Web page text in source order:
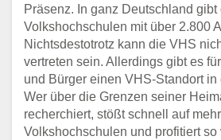
Präsenz. In ganz Deutschland
Volkshochschulen mit über 2.800
Nichtsdestotrotz kann die VHS
vertreten sein. Allerdings gibt es
und Bürger einen VHS-Standort in
Wer über die Grenzen seiner
recherchiert, stößt schnell auf
Volkshochschulen und profitiert